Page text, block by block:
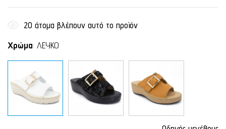
20 άτομα βλέπουν αυτό το προϊόν
Χρώμα: ΛΕΥΚΟ